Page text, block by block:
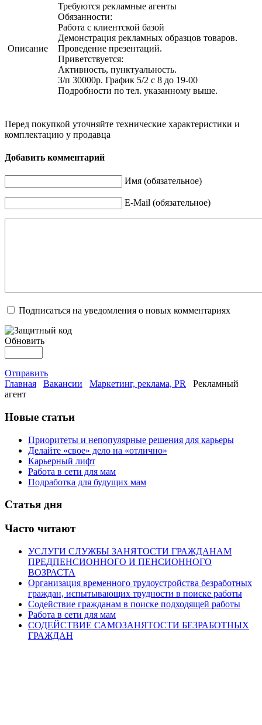
Описание
Требуются рекламные агенты
Обязанности:
Работа с клиентской базой
Демонстрация рекламных образцов товаров.
Проведение презентаций.
Приветствуется:
Активность, пунктуальность.
З/п 30000р. График 5/2 с 8 до 19-00
Подробности по тел. указанному выше.
Перед покупкой уточняйте технические характеристики и
комплектацию у продавца
Добавить комментарий
Имя (обязательное)
E-Mail (обязательное)
Подписаться на уведомления о новых комментариях
Обновить
Отправить
Главная
Вакансии Маркетинг, реклама, PR
Рекламный
агент
Новые статьи
Приоритеты и непопулярные решения для карьеры
Делайте «свое» дело на «отлично»
Карьерный лифт
Работа в сети для мам
Подработка для будущих мам
Статья дня
Часто читают
УСЛУГИ СЛУЖБЫ ЗАНЯТОСТИ ГРАЖДАНАМ
ПРЕДПЕНСИОННОГО И ПЕНСИОННОГО
ВОЗРАСТА
Организация временного трудоустройства безработных
граждан, испытывающих трудности в поиске работы
Содействие гражданам в поиске подходящей работы
Работа в сети для мам
СОДЕЙСТВИЕ САМОЗАНЯТОСТИ БЕЗРАБОТНЫХ
ГРАЖДАН